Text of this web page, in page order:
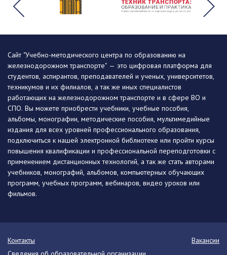
Сайт "Учебно-методического центра по образованию на
железнодорожном транспорте" — это цифровая платформа для
студентов, аспирантов, преподавателей и ученых, университетов,
техникумов и их филиалов, а так же иных специалистов
работающих на железнодорожном транспорте и в сфере ВО и
СПО. Вы можете приобрести учебники, учебные пособия,
альбомы, монографии, методические пособия, мультимедийные
издания для всех уровней профессионального образования,
подключиться к нашей электронной библиотеке или пройти курсы
повышения квалификации и профессиональной переподготовки с
применением дистанционных технологий, а так же стать авторами
учебников, монографий, альбомов, компьютерных обучающих
программ, учебных программ, вебинаров, видео уроков или
фильмов.
Контакты
Вакансии